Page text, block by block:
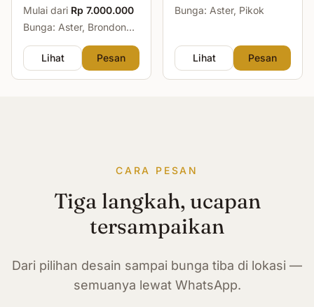
Mulai dari Rp 7.000.000
Bunga: Aster, Brondong,
Lihat
Pesan
Bunga: Aster, Pikok
Lihat Pesan
CARA PESAN
Tiga langkah, ucapan
tersampaikan
Dari pilihan desain sampai bunga tiba di lokasi —
semuanya lewat WhatsApp.